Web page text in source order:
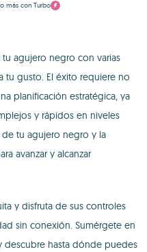
más con Turbo
agujero negro con varias
tu gusto. El éxito requiere no
planificación estratégica, ya
y rápidos en niveles
de tu agujero negro y la
avanzar y alcanzar
y disfruta de sus controles
sin conexión. Sumérgete en
descubre hasta dónde puedes